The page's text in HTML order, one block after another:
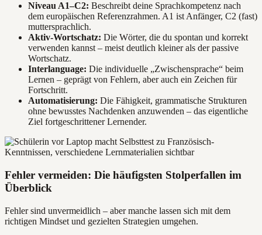
Niveau A1–C2: Beschreibt deine Sprachkompetenz nach
dem europäischen Referenzrahmen. A1 ist Anfänger, C2 (fast)
muttersprachlich.
Aktiv-Wortschatz: Die Wörter, die du spontan und korrekt
verwenden kannst – meist deutlich kleiner als der passive
Wortschatz.
Interlanguage: Die individuelle „Zwischensprache“ beim
Lernen – geprägt von Fehlern, aber auch ein Zeichen für
Fortschritt.
Automatisierung: Die Fähigkeit, grammatische Strukturen
ohne bewusstes Nachdenken anzuwenden – das eigentliche
Ziel fortgeschrittener Lernender.
Fehler vermeiden: Die häufigsten Stolperfallen im
Überblick
Fehler sind unvermeidlich – aber manche lassen sich mit dem
richtigen Mindset und gezielten Strategien umgehen.